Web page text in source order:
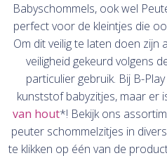
Babyschommels, ook wel
perfect voor de kleintjes die
Om dit veilig te laten doen zijn
veiligheid gekeurd volgens
particulier gebruik. Bij B-
kunststof babyzitjes, maar er
van hout*! Bekijk ons
peuter schommelzitjes in
te klikken op één van de